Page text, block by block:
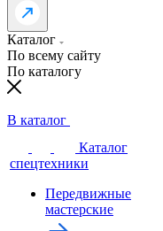
Каталог
По всему сайту
По каталогу
В каталог
Каталог
спецтехники
Передвижные
мастерские